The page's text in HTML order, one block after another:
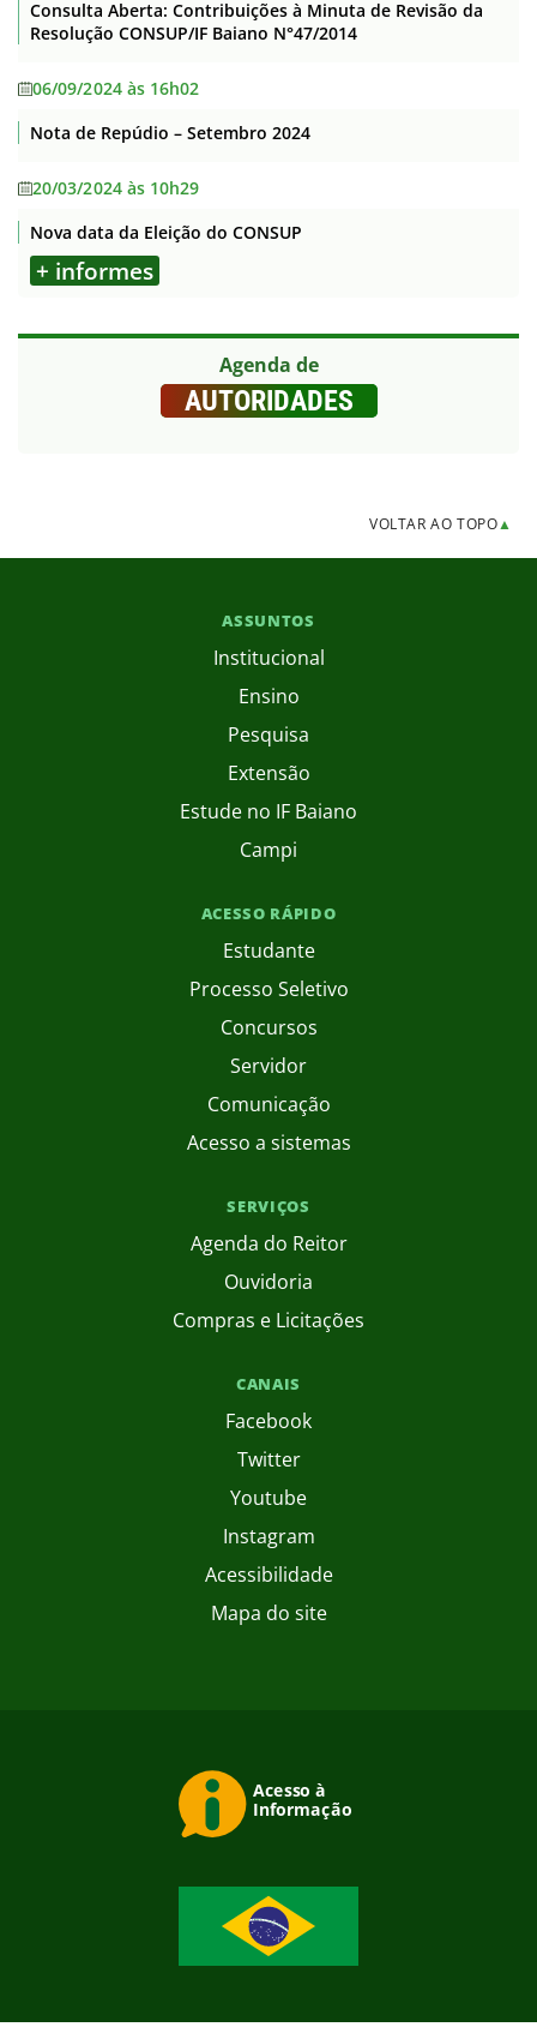
Consulta Aberta: Contribuições à Minuta de Revisão da
Resolução CONSUP/IF Baiano N°47/2014
06/09/2024 às 16h02
Nota de Repúdio – Setembro 2024
20/03/2024 às 10h29
Nova data da Eleição do CONSUP
+ informes
Agenda de
AUTORIDADES
VOLTAR AO TOPO▲
ASSUNTOS
Institucional
Ensino
Pesquisa
Extensão
Estude no IF Baiano
Campi
ACESSO RÁPIDO
Estudante
Processo Seletivo
Concursos
Servidor
Comunicação
Acesso a sistemas
SERVIÇOS
Agenda do Reitor
Ouvidoria
Compras e Licitações
CANAIS
Facebook
Twitter
Youtube
Instagram
Acessibilidade
Mapa do site